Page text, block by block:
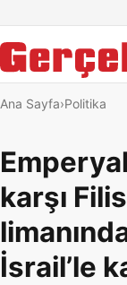
Ana Sayfa Politika
karşı
İsrail’le